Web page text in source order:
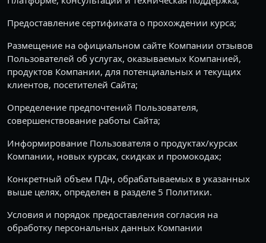
Предоставление сертификата о прохождении курса;
Размещение на официальном сайте Компании отзывов
Пользователей об услугах, оказываемых Компанией,
продуктов Компании, для потенциальных и текущих
клиентов, посетителей Сайта;
Определение предпочтений Пользователя,
совершенствование работы Сайта;
Информирование Пользователя о продуктах/курсах
Компании, новых курсах, скидках и промокодах;
Конкретный объем ПДн, обрабатываемых в указанных
выше целях, определен в разделе 5 Политики.
Условия и порядок предоставления согласия на
обработку персональных данных Компании